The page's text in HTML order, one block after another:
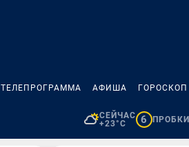
ТЕЛЕПРОГРАММА АФИША ГОРОСКОП
СЕЙЧАС
+23°C
6 ПРОБКИ